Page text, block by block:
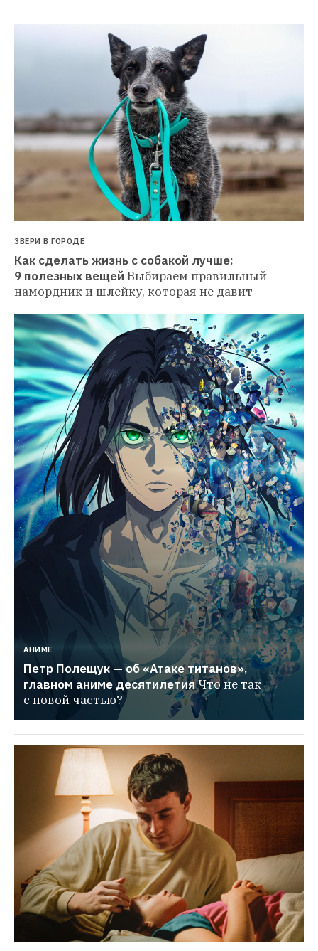
ЗВЕРИ В ГОРОДЕ
Как сделать жизнь с собакой лучше:
9 полезных вещей Выбираем правильный
намордник и шлейку, которая не давит
АНИМЕ
Петр Полещук — об «Атаке титанов»,
главном аниме десятилетияЧто не так
с новой частью?